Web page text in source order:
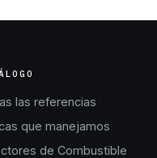
las referencias
que manejamos
de Combustible